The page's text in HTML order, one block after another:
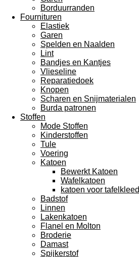
Borduurranden
Fournituren
Elastiek
Garen
Spelden en Naalden
Lint
Bandjes en Kantjes
Vlieseline
Reparatiedoek
Knopen
Scharen en Snijmaterialen
Burda patronen
Stoffen
Mode Stoffen
Kinderstoffen
Tule
Voering
Katoen
Bewerkt Katoen
Wafelkatoen
katoen voor tafelkleed
Badstof
Linnen
Lakenkatoen
Flanel en Molton
Broderie
Damast
Spijkerstof